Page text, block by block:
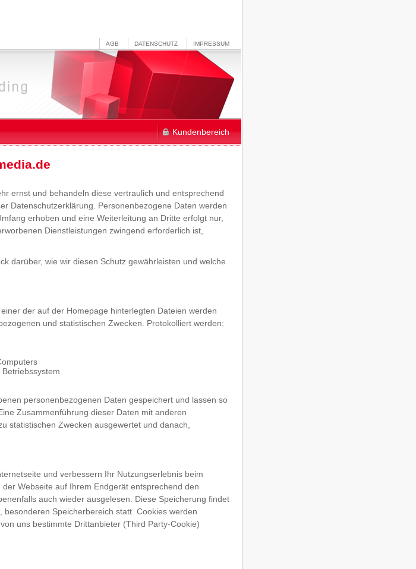
Kundenbereich
AGB DATENSCHUTZ IMPRESSUM
ernst und behandeln diese vertraulich und entsprechend
Datenschutzerklärung. Personenbezogene Daten werden
erhoben und eine Weiterleitung an Dritte erfolgt nur,
Dienstleistungen zwingend erforderlich ist,
darüber, wie wir diesen Schutz gewährleisten und welche
der auf der Homepage hinterlegten Dateien werden
und statistischen Zwecken. Protokolliert werden:
personenbezogenen Daten gespeichert und lassen so
Zusammenführung dieser Daten mit anderen
statistischen Zwecken ausgewertet und danach,
und verbessern Ihr Nutzungserlebnis beim
Webseite auf Ihrem Endgerät entsprechend den
auch wieder ausgelesen. Diese Speicherung findet
Speicherbereich statt. Cookies werden
uns bestimmte Drittanbieter (Third Party-Cookie)